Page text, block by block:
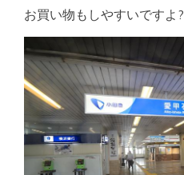
お買い物もしやすいですよ?